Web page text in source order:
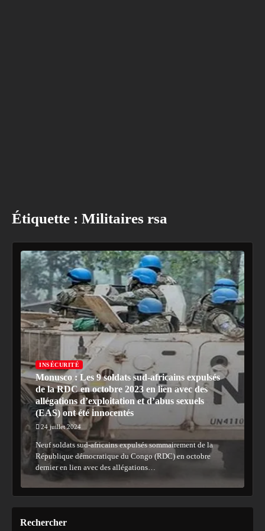
Étiquette : Militaires rsa
INSÉCURITÉ
Monusco : Les 9 soldats sud-africains expulsés
de la RDC en octobre 2023 en lien avec des
allégations d’exploitation et d’abus sexuels
(EAS) ont été innocentés
24 juillet 2024
Neuf soldats sud-africains expulsés sommairement de la
République démocratique du Congo (RDC) en octobre
dernier en lien avec des allégations…
Rechercher